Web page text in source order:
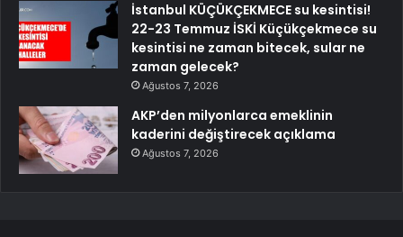
İstanbul KÜÇÜKÇEKMECE su kesintisi!
22-23 Temmuz İSKİ Küçükçekmece su
kesintisi ne zaman bitecek, sular ne
zaman gelecek?
Ağustos 7, 2026
AKP’den milyonlarca emeklinin
kaderini değiştirecek açıklama
Ağustos 7, 2026